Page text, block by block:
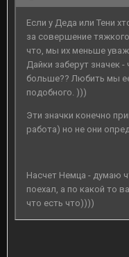
Если у Деда или Тени
за совершение
что, мы их меньше
Дайки заберут значек -
больше?? Любить мы
подобного. )))
Эти значки конечно
работа) но не они
Насчет Немца - думаю
поехал, а по какой то
что есть что))))